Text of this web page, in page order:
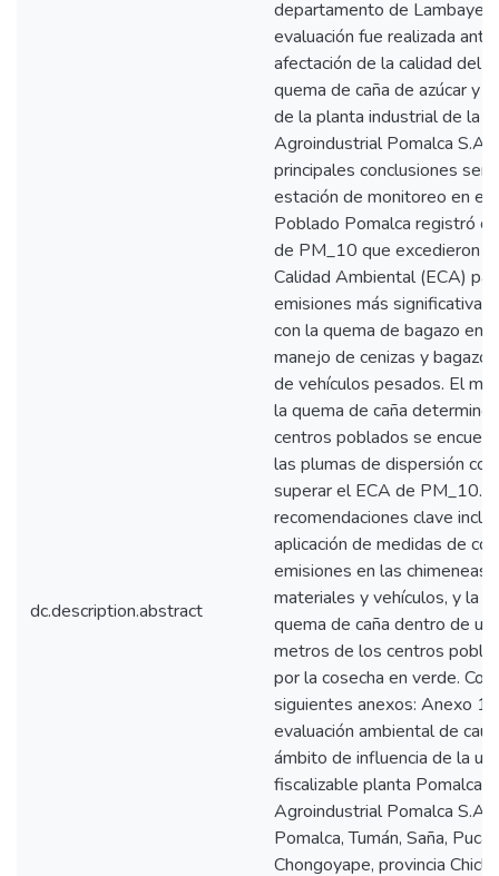
dc.description.abstract
departamento de
evaluación fue realizada
afectación de la calidad del
quema de caña de azúcar y
de la planta industrial de la
Agroindustrial Pomalca
principales conclusiones
estación de monitoreo en el
Poblado Pomalca registró
de PM_10 que excedieron
Calidad Ambiental (ECA)
emisiones más significativas
con la quema de bagazo en
manejo de cenizas y
de vehículos pesados. El
la quema de caña determinó
centros poblados se
las plumas de dispersión
superar el ECA de PM_10.
recomendaciones clave
aplicación de medidas de
emisiones en las
materiales y vehículos, y la
quema de caña dentro de
metros de los centros
por la cosecha en verde.
siguientes anexos: Anexo
evaluación ambiental de
ámbito de influencia de la
fiscalizable planta Pomalca
Agroindustrial Pomalca
Pomalca, Tumán, Saña,
Chongoyape, provincia